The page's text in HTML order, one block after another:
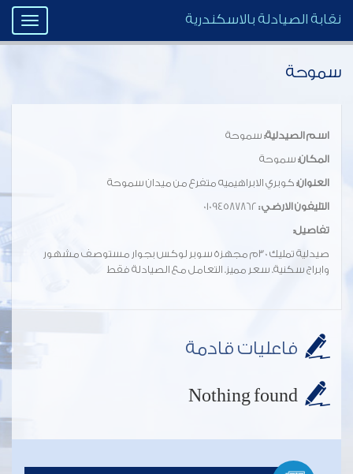
Toggle
نقابة الصيادلة بالاسكندرية
سموحة
اسم الصيدلية: سموحة
المكان: سموحة
العنوان: كوبري الابراهيميه متفرع من ميدان سموحة
التليفون الارضي :
تفاصيل:
صيدلية تمليك 30م مجهزة سوبر لوكس بجوار مستوصف مشهور
وابراج سكنية. سعر مميز. التعامل مع الصيادلة فقط
فاعليات قادمة
Nothing found